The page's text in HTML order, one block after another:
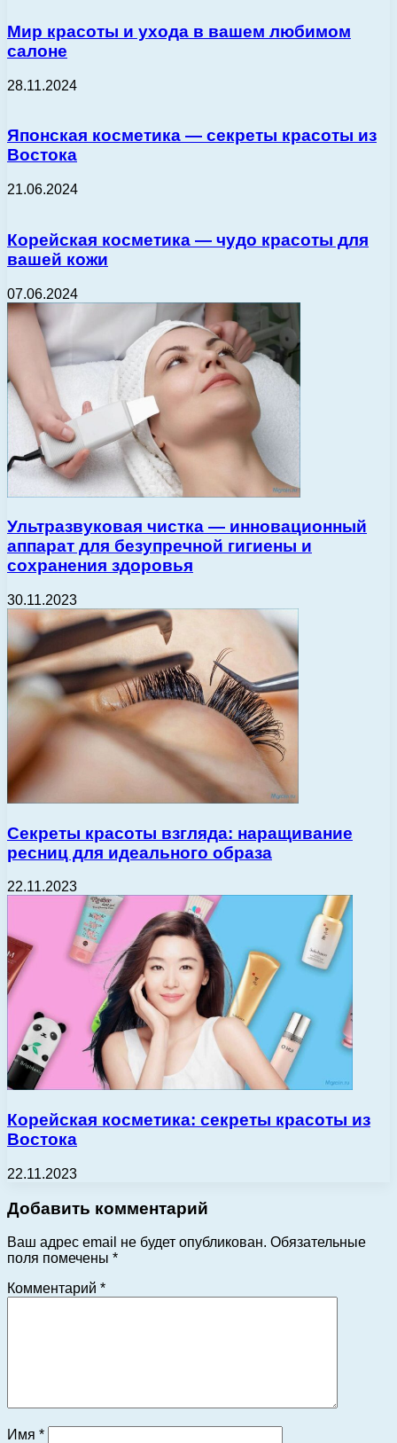
Мир красоты и ухода в вашем любимом
салоне
28.11.2024
Японская косметика — секреты красоты из
Востока
21.06.2024
Корейская косметика — чудо красоты для
вашей кожи
07.06.2024
Ультразвуковая чистка — инновационный
аппарат для безупречной гигиены и
сохранения здоровья
30.11.2023
Секреты красоты взгляда: наращивание
ресниц для идеального образа
22.11.2023
Корейская косметика: секреты красоты из
Востока
22.11.2023
Добавить комментарий
Ваш адрес email не будет опубликован. Обязательные
поля помечены *
Комментарий *
Имя *